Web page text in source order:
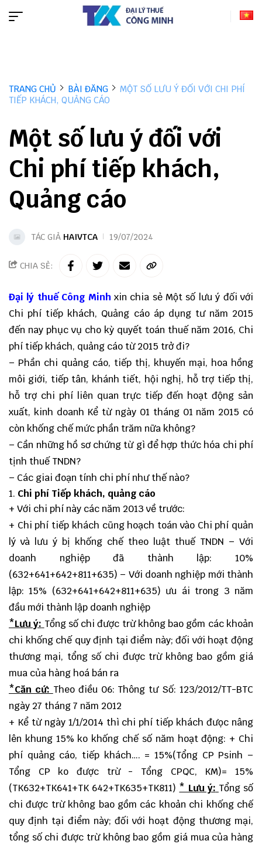
TRANG CHỦ BÀI ĐĂNG
MỘT SỐ LƯU Ý ĐỐI VỚI CHI PHÍ
TIẾP KHÁCH, QUẢNG CÁO
Một số lưu ý đối với
Chi phí tiếp khách,
Quảng cáo
TÁC GIẢ HAIVTCA 19/07/2024
CHIA SẺ:
Đại lý thuế Công Minh xin chia sẻ Một số lưu ý đối với
Chi phí tiếp khách, Quảng cáo áp dụng tư năm 2015
đến nay phục vụ cho kỳ quyết toán thuế năm 2016, Chi
phí tiếp khách, quảng cáo từ 2015 trở đi?
– Phần chi quảng cáo, tiếp thị, khuyến mại, hoa hồng
môi giới, tiếp tân, khánh tiết, hội nghị, hỗ trợ tiếp thị,
hỗ trợ chi phí liên quan trực tiếp đến hoạt động sản
xuất, kinh doanh Kể từ ngày 01 tháng 01 năm 2015 có
còn khống chế mức phần trăm nữa không?
– Cần những hồ sơ chứng từ gì để hợp thức hóa chi phí
tịnh thuế TNDN?
– Các giai đoạn tính chi phí như thế nào?
Chi phí Tiếp khách, quảng cáo
+ Với chi phí này các năm 2013 về trước:
+ Chi phí tiếp khách cũng hoạch toán vào Chi phí quản
lý và lưu ý bị khống chế theo luật thuế TNDN – Với
doanh nghiệp đã thành lập: 10%
(632+641+642+811+635) – Với doanh nghiệp mới thành
lập: 15% (632+641+642+811+635) ưu ái trong 3 năm
đầu mới thành lập doanh nghiệp
*Lưu ý: Tổng số chi được trừ không bao gồm các khoản
chi khống chế quy định tại điểm này; đối với hoạt động
thương mại, tổng số chi được trừ không bao gồm giá
mua của hàng hoá bán ra
*Căn cứ: Theo điều 06: Thông tư Số: 123/2012/TT-BTC
ngày 27 tháng 7 năm 2012
+ Kể từ ngày 1/1/2014 thì chi phí tiếp khách đưọc nâng
lên khung 15% ko khống chế số năm hoạt động: + Chi
phí quảng cáo, tiếp khách…. = 15%(Tổng CP Psinh –
Tổng CP ko được trừ - Tổng CPQC, KM)= 15%
(TK632+TK641+TK 642+TK635+TK811) * Lưu ý: Tổng số
chi được trừ không bao gồm các khoản chi khống chế
quy định tại điểm này; đối với hoạt động thương mại,
tổng số chi được trừ không bao gồm giá mua của hàng